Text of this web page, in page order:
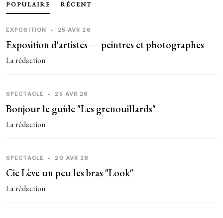
POPULAIRE RÉCENT
EXPOSITION • 25 AVR 26
Exposition d'artistes — peintres et photographes
La rédaction
SPECTACLE • 25 AVR 26
Bonjour le guide "Les grenouillards"
La rédaction
SPECTACLE • 20 AVR 26
Cie Lève un peu les bras "Look"
La rédaction